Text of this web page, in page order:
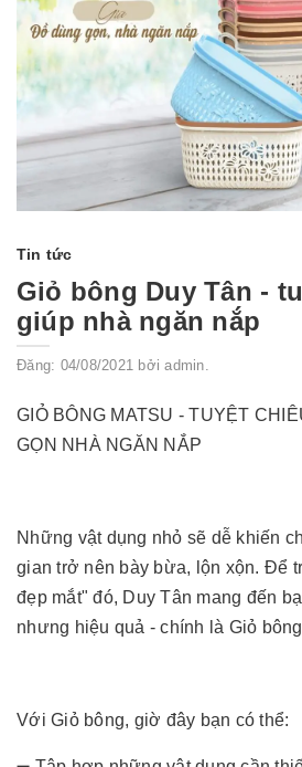
Tin tức
Giỏ bông Duy Tân -
giúp nhà ngăn nắp
Đăng: 04/08/2021 bởi admin.
GIỎ BÔNG MATSU - TUYỆT
GỌN NHÀ NGĂN NẮP
Những vật dụng nhỏ sẽ dễ khiến
gian trở nên bày bừa, lộn xộn. Để
đẹp mắt" đó, Duy Tân mang đến
nhưng hiệu quả - chính là Giỏ
Với Giỏ bông, giờ đây bạn có thể: